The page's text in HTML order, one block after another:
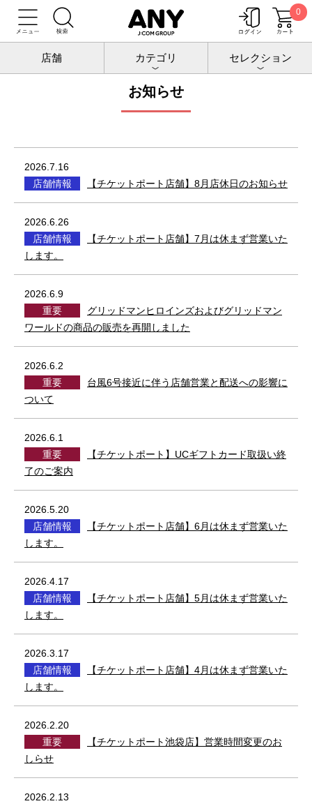
0
店舗 カテゴリ セレクション
トップ お知らせ
お知らせ
2026.7.16
店舗情報
【チケットポート店舗】8月店休日のお知らせ
2026.6.26
店舗情報
【チケットポート店舗】7月は休まず営業いた
します。
2026.6.9
重要
グリッドマンヒロインズおよびグリッドマン
ワールドの商品の販売を再開しました
2026.6.2
重要
台風6号接近に伴う店舗営業と配送への影響に
ついて
2026.6.1
重要
【チケットポート】UCギフトカード取扱い終
了のご案内
2026.5.20
店舗情報
【チケットポート店舗】6月は休まず営業いた
します。
2026.4.17
店舗情報
【チケットポート店舗】5月は休まず営業いた
します。
2026.3.17
店舗情報
【チケットポート店舗】4月は休まず営業いた
します。
2026.2.20
重要
【チケットポート池袋店】営業時間変更のお
しらせ
2026.2.13